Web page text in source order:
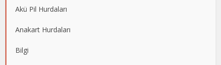
Akü Pil Hurdaları
Anakart Hurdaları
Bilgi